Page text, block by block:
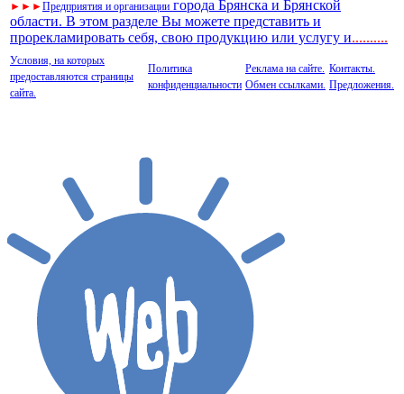
► ► ►Предприятия и организации города Брянска и Брянской
области. В этом разделе Вы можете представить и
прорекламировать себя, свою продукцию или услугу и..........
Условия, на которых
предоставляются страницы
сайта.
Политика
конфиденциальности
Реклама на сайте.
Обмен ссылками.
Контакты.
Предложения.